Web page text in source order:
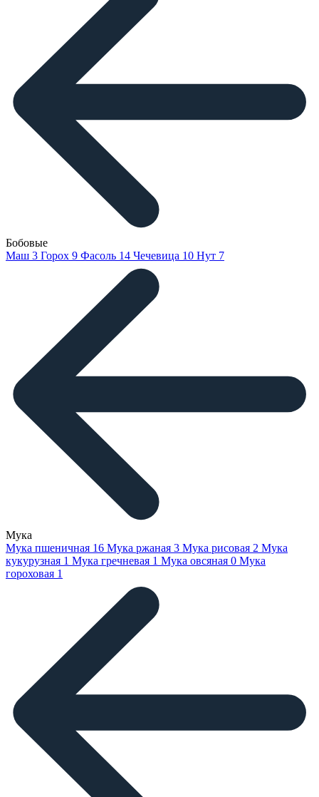
Бобовые
Маш 3 Горох 9 Фасоль 14 Чечевица 10 Нут 7
Мука
Мука пшеничная 16 Мука ржаная 3 Мука рисовая 2 Мука
кукурузная 1 Мука гречневая 1 Мука овсяная 0 Мука
гороховая 1